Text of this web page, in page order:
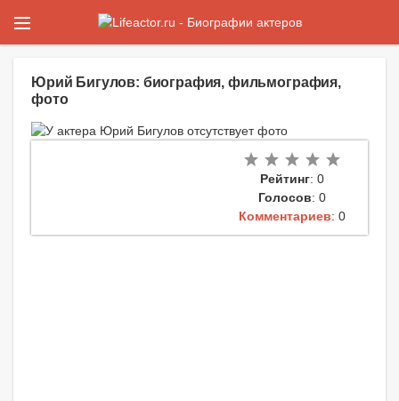
Юрий Бигулов: биография, фильмография,
фото
Рейтинг: 0
Голосов: 0
Комментариев: 0